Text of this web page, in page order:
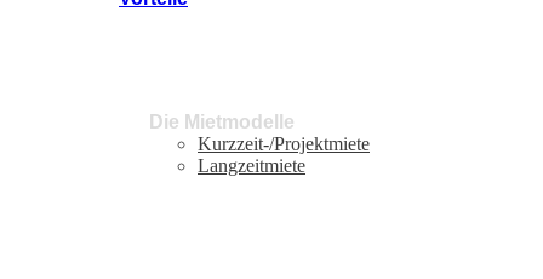
Die Mietmodelle
Kurzzeit-/Projektmiete
Langzeitmiete